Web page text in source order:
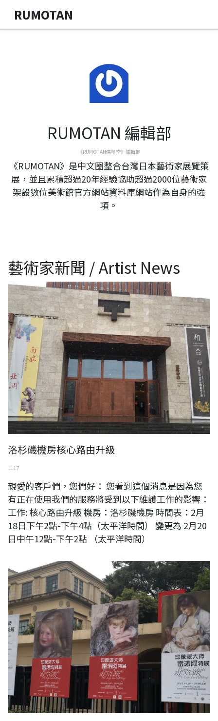
RUMOTAN
RUMOTAN 編輯部
《RUMOTAN儒墨堂》編輯部
《RUMOTAN》是中文圈整合台灣日本藝術家展覽策
展，並且累積超過20年經驗協助超過2000位藝術家
架設數位美術館官方網站資料庫網站作為自身的強
項。
藝術家新聞 / Artist News
洛杉磯機房核心路由升級
二 17
親愛的客戶們，您們好： 您看到這個消息是因為您
有正在使用我們的服務將受到以下維護工作的影響：
工作: 核心路由升級 機房：洛杉磯機房 時間表：2月
18日下午2點-下午4點（太平洋時間） 變更為 2月20
日中午12點-下午2點 （太平洋時間）